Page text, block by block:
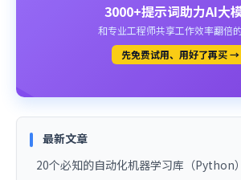
3000+提示词助力AI大
和专业工程师共享工作效率翻倍
先免费试用、用好了再买 →
最新文章
20个必知的自动化机器学习库（Python）